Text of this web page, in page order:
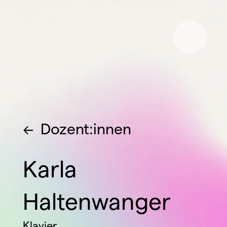
<- Dozent:innen
Karla
Haltenwanger